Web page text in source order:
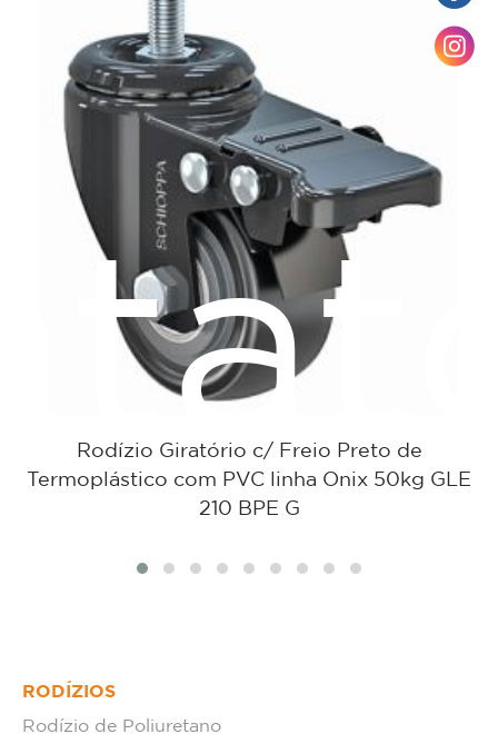
Rodízio Giratório c/ Freio Preto de
Termoplástico com PVC linha Onix 50kg GLE
210 BPE G
RODÍZIOS
Rodízio de Poliuretano